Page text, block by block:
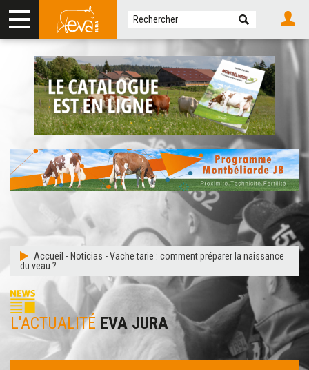
Accueil - Noticias -Vache tarie : comment préparer la naissance
du veau ?
L'ACTUALITÉ EVA JURA